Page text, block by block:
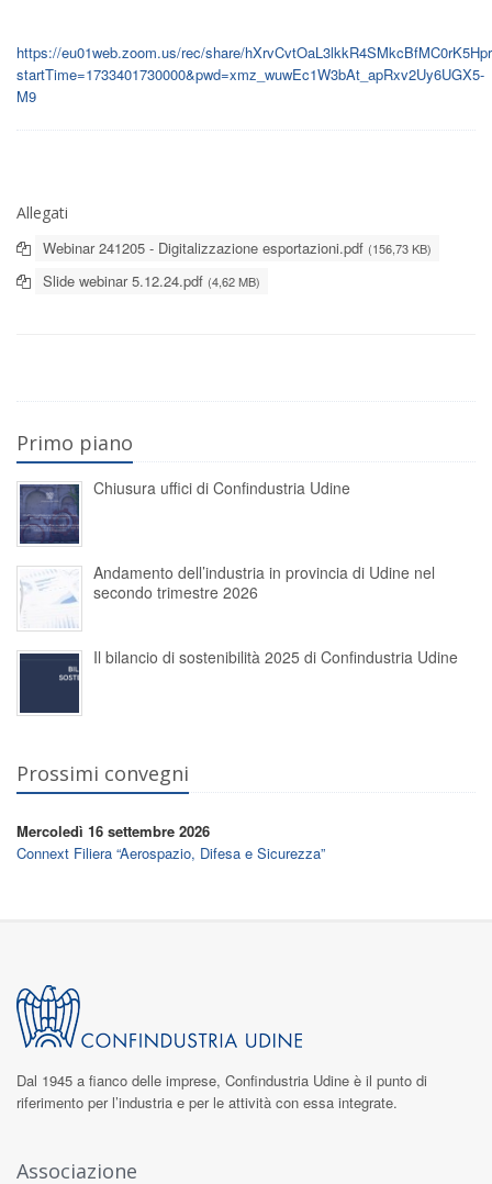
https://eu01web.zoom.us/rec/share/
startTime=1733401730000&pwd=xmz_wuwEc1W3bAt_apRxv2Uy6UGX5-
M9
Allegati
Webinar 241205 - Digitalizzazione esportazioni.pdf (156,73 KB)
Slide webinar 5.12.24.pdf (4,62 MB)
Primo piano
Chiusura uffici di Confindustria Udine
Andamento dell’industria in provincia di Udine nel
secondo trimestre 2026
Il bilancio di sostenibilità 2025 di Confindustria Udine
Prossimi convegni
Mercoledì 16 settembre 2026
Connext Filiera “Aerospazio, Difesa e Sicurezza”
Dal 1945 a fianco delle imprese, Confindustria Udine è il punto di
riferimento per l’industria e per le attività con essa integrate.
Associazione